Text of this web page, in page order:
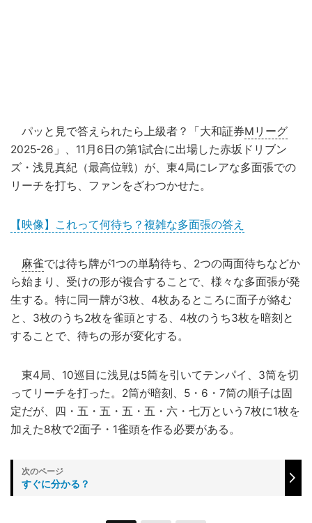
パッと見で答えられたら上級者？「大和証券Mリーグ
2025-26」、11月6日の第1試合に出場した赤坂ドリブン
ズ・浅見真紀（最高位戦）が、東4局にレアな多面張での
リーチを打ち、ファンをざわつかせた。
【映像】これって何待ち？複雑な多面張の答え
麻雀では待ち牌が1つの単騎待ち、2つの両面待ちなどか
ら始まり、受けの形が複合することで、様々な多面張が発
生する。特に同一牌が3枚、4枚あるところに面子が絡む
と、3枚のうち2枚を雀頭とする、4枚のうち3枚を暗刻と
することで、待ちの形が変化する。
東4局、10巡目に浅見は5筒を引いてテンパイ、3筒を切
ってリーチを打った。2筒が暗刻、5・6・7筒の順子は固
定だが、四・五・五・五・五・六・七万という7枚に1枚を
加えた8枚で2面子・1雀頭を作る必要がある。
すぐに分かる？